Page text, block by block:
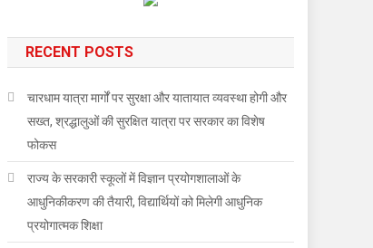
RECENT POSTS
चारधाम यात्रा मार्गों पर सुरक्षा और यातायात व्यवस्था होगी और
सख्त, श्रद्धालुओं की सुरक्षित यात्रा पर सरकार का विशेष
फोकस
राज्य के सरकारी स्कूलों में विज्ञान प्रयोगशालाओं के
आधुनिकीकरण की तैयारी, विद्यार्थियों को मिलेगी आधुनिक
प्रयोगात्मक शिक्षा